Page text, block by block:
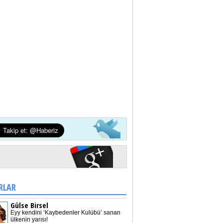
Gülse Birsel
Eyy kendini ‘Kaybedenler Kulübü’ sanan
ülkenin yarısı!